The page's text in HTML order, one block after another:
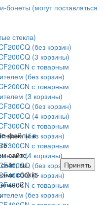
(могут поставляться
стекла)
(без корзин)
(3 корзины)
с товарным
(без корзин)
с товарным
(3 корзины)
(без корзин)
(4 корзины)
с товарным
(без корзин)
с товарным
(4 корзины)
(без корзин)
(5 корзин)
с товарным
(без корзин)
файлы в
сайте.
вы
cookie-
.
Принять